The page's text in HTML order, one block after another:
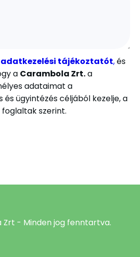
adatkezelési tájékoztatót,és
a Carambola Zrt.a
adataimat a
ügyintézés céljából kezelje, a
szerint.
- Minden jog fenntartva.